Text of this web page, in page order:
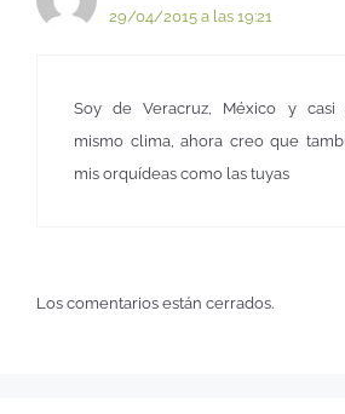
29/04/2015 a las 19:21
Soy de Veracruz, México y casi
mismo clima, ahora creo que
mis orquídeas como las tuyas
Los comentarios están cerrados.